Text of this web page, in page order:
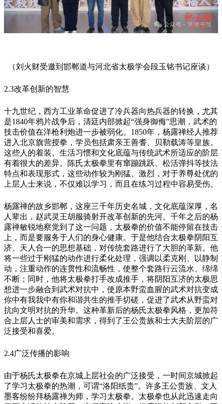
（刘火财受邀到邯郸道与河北省太极学会段玉铭书记座谈）
2.3改革创新的智慧
十九世纪，西方工业革命促进了冷兵器向热兵器的转换，尤其
是1840年鸦片战争后，清廷内部掀起“强身御侮”思潮，武术的
技击价值在洋枪利炮进一步被弱化。1850年，杨露禅经人推荐
进入北京旗营授拳，学员包括肃亲王善耆、贝勒载涛等皇族。
这些人的着装、生活习惯和文化底蕴与传统武术所适应的阶层
有着很大的差异。陈氏太极拳里有窜蹦跳跃、松活弹抖等技法
特点和表现形式，这些动作较为刚猛、激烈，对于养尊处优的
上层人士来说，不仅难以学习，而且在练习过程中容易受伤。
杨露禅的故乡邯郸，这座三千年历史名城，文化底蕴深厚，名
人辈出，赵武灵王胡服骑射开改革创新的先河。千年之后的杨
露禅敏锐地察觉到了这一问题，太极拳的价值不能停留在技击
上，而是要服务于人们的身心健康。于是他结合太极拳阴阳互
济、天人合一的思想基础，对传统套路进行了大胆的革新。他
将一些过于刚猛的动作进行柔化处理，强调以柔克刚、以静制
动，注重动作的连贯性和流畅性，使整个套路行云流水、绵绵
不断；同时，他将太极拳打手改成推手，将阴阳互济的太极思
想进一步融合到武术对抗中，使原本野蛮血腥的武术对抗变成
你中有我我中有你和谐共生的推手切磋，促进了武术从野蛮对
抗向文明对抗的升华。这种革新后的杨氏太极拳风格，更加符
合上层人士的审美和需求，得到了王公贵族和士大夫阶层的广
泛接受和喜爱。
2.4广泛传播的影响
由于杨氏太极拳在京城上层社会的广泛接受，一时间京城掀起
了学习太极拳的热潮，可谓“洛阳纸贵”。许多王公贵族、文人
墨客纷纷拜杨露禅为师，学习太极拳。太极拳也从此迅速走向